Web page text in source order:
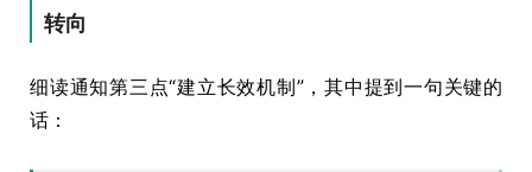
转向
细读通知第三点“建立长效机制”，其中提到一句关键的
话：